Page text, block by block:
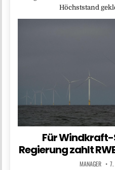
Höchststand
Für
Regierung zahlt
MANAGER